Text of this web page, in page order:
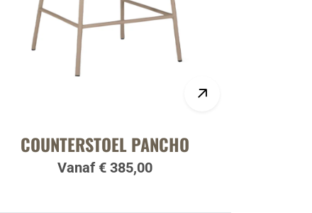
COUNTERSTOEL PANCHO
Vanaf € 385,00